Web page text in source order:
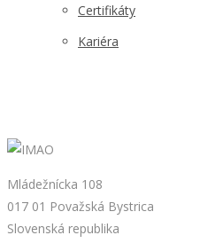
Certifikáty
Kariéra
Mládežnícka 108
017 01 Považská Bystrica
Slovenská republika